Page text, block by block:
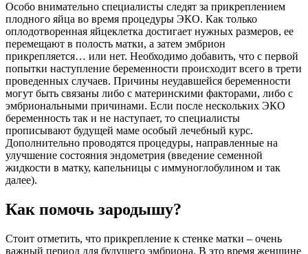
Особо внимательно специалисты следят за прикреплением
плодного яйца во время процедуры ЭКО. Как только
оплодотворенная яйцеклетка достигает нужных размеров, ее
перемещают в полость матки, а затем эмбрион
прикрепляется… или нет. Необходимо добавить, что с первой
попытки наступление беременности происходит всего в трети
проведенных случаев. Причины неудавшейся беременности
могут быть связаны либо с материнскими факторами, либо с
эмбриональными причинами. Если после нескольких ЭКО
беременность так и не наступает, то специалисты
прописывают будущей маме особый лечебный курс.
Дополнительно проводятся процедуры, направленные на
улучшение состояния эндометрия (введение семенной
жидкости в матку, капельницы с иммуноглобулином и так
далее).
Как помочь зародышу?
Стоит отметить, что прикрепление к стенке матки – очень
важный период для будущего эмбриона. В это время женщине